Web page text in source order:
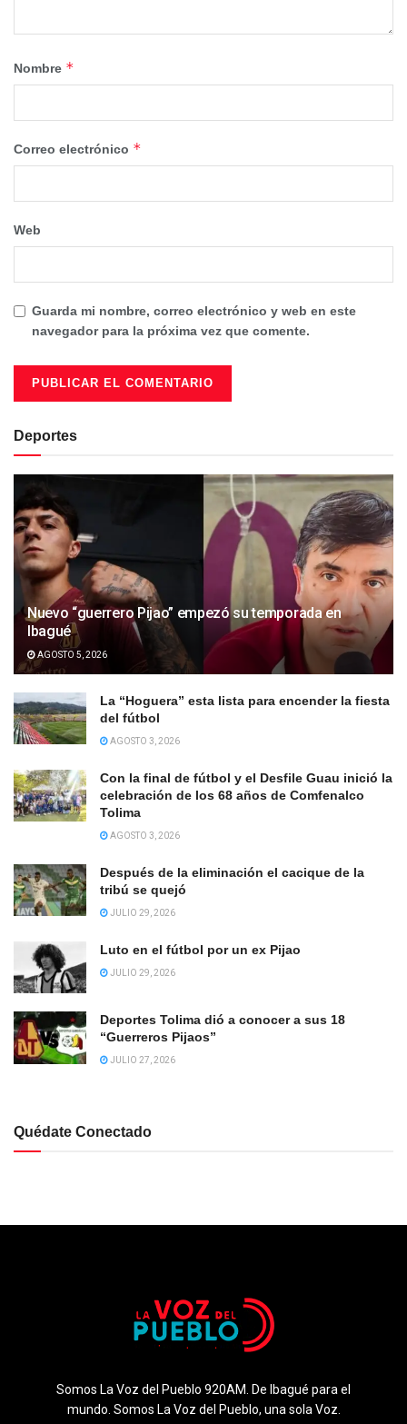
Nombre *
Correo electrónico *
Web
Guarda mi nombre, correo electrónico y web en este
navegador para la próxima vez que comente.
Deportes
Nuevo “guerrero Pijao” empezó su temporada en
Ibagué
AGOSTO 5, 2026
La “Hoguera” esta lista para encender la fiesta
del fútbol
AGOSTO 3, 2026
Con la final de fútbol y el Desfile Guau inició la
celebración de los 68 años de Comfenalco
Tolima
AGOSTO 3, 2026
Después de la eliminación el cacique de la
tribú se quejó
JULIO 29, 2026
Luto en el fútbol por un ex Pijao
JULIO 29, 2026
Deportes Tolima dió a conocer a sus 18
“Guerreros Pijaos”
JULIO 27, 2026
Quédate Conectado
Somos La Voz del Pueblo 920AM. De Ibagué para el
mundo. Somos La Voz del Pueblo, una sola Voz.